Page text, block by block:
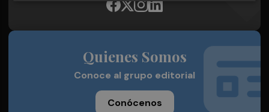
Quienes Somos
Conoce al grupo editorial
Conócenos